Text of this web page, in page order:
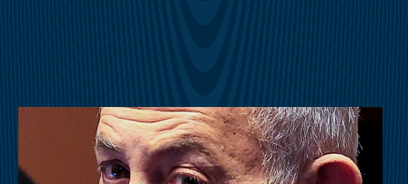
곡을 옮겨놓은 듯한 착각을 불러일으킨다. 좁은 협곡 사이로 불
어오는 차가운 산바람은 외부 기온보다 훨씬 낮은 온도를 유지하
며, 거대한 바위 벽이 천연 차양막 역할을 해 뙤약볕을 효과적으
로 막아준다.강원도 횡성의 청태산은 조선 태조 이성계가 그 푸